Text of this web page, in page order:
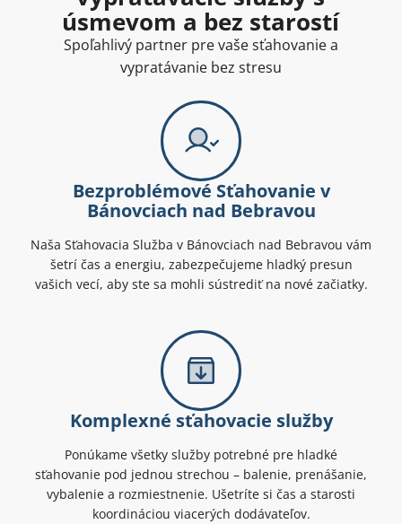
úsmevom a bez starostí
Spoľahlivý partner pre vaše sťahovanie a
vypratávanie bez stresu
Bezproblémové Sťahovanie v
Bánovciach nad Bebravou
Naša Sťahovacia Služba v Bánovciach nad Bebravou vám
šetrí čas a energiu, zabezpečujeme hladký presun
vašich vecí, aby ste sa mohli sústrediť na nové začiatky.
Komplexné sťahovacie služby
Ponúkame všetky služby potrebné pre hladké
sťahovanie pod jednou strechou – balenie, prenášanie,
vybalenie a rozmiestnenie. Ušetríte si čas a starosti
koordináciou viacerých dodávateľov.